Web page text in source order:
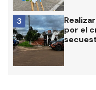
por el
3